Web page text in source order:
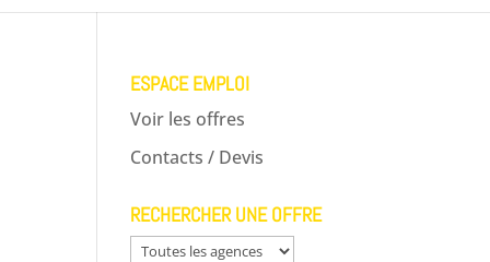
ESPACE EMPLOI
Voir les offres
Contacts / Devis
RECHERCHER UNE OFFRE